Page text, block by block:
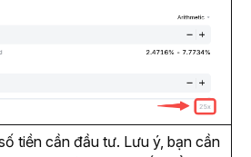
tiền cần đầu tư. Lưu ý, bạn cần